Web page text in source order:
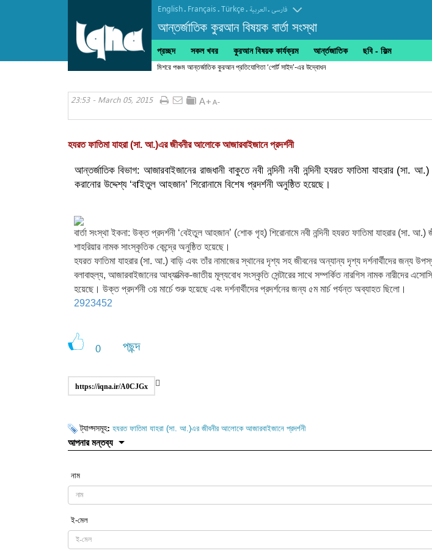
English. Français.Türkçe. العربیة.فارسی
আন্তর্জাতিক কুরআন বিষয়ক বার্তা সংস্থা
প্রচ্ছদ সকল খবর কুরআন বিষয়ক কার্যক্রম আর্ন্তজাতিক ছবি‎ - ফিল্ম
মিশরে পঞ্চম আন্তর্জাতিক কুরআন প্রতিযোগিতা ‘পোর্ট সাইদ’-এর উদ্বোধন
23:53 - March 05, 2015
হযরত ফাতিমা যাহরা (সা. আ.)এর জীবনীর আলোকে আজারবাইজানে প্রদর্শনী
আন্তর্জাতিক বিভাগ: আজারবাইজানের রাজধানী বাকুতে নবী নন্দিনী নবী নন্দিনী হযরত ফাতিমা যাহরার (সা.
করানোর উদ্দেশ্য ‘বfইতুল আহজান’ শিরোনামে বিশেষ প্রদর্শনী অনুষ্ঠিত হয়েছে।
বার্তা সংস্থা ইকনা: উক্ত প্রদর্শনী ‘বেইতুল আহজান’ (শোক গৃহ) শিরোনামে নবী নন্দিনী হযরত ফাতিমা যাহরার (সা. আ.)
শাহরিয়ার নামক সাংস্কৃতিক কেন্দ্রে অনুষ্ঠিত হয়েছে।
হযরত ফাতিমা যাহরার (সা. আ.) বাড়ি এবং তাঁর নামাজের স্থানের দৃশ্য সহ জীবনের অন্যান্য দৃশ্য দর্শনার্থীদের জন্য
বলাবাহুল্য, আজারবাইজানের আধ্যাত্মিক-জাতীয় মূল্যবোধ সংস্কৃতি সেন্টারের সাথে সম্পর্কিত নারগিস নামক নারীদের
হয়েছে। উক্ত প্রদর্শনী ৩য় মার্চে শুরু হয়েছে এবং দর্শনার্থীদের প্রদর্শনের জন্য ৫ম মার্চ পর্যন্ত অব্যাহত ছিলো।
2923452
0 পছন্দ
https://iqna.ir/A0CJGx
ট্যাগ্সসমূহ: হযরত ফাতিমা যাহরা (সা. আ.)এর জীবনীর আলোকে আজারবাইজানে প্রদর্শনী
আপনার মন্তব্য
নাম
ই-মেল